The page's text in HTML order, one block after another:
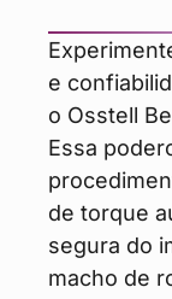
e
o Osstell
Essa
de torque
segura do
macho de